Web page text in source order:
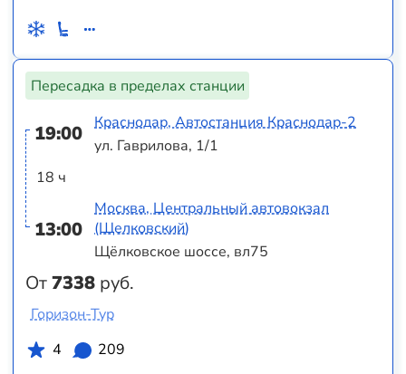
Пересадка в пределах станции
19:00
18 ч
13:00
От7338 руб.
Краснодар, Автостанция Краснодар-2
ул. Гаврилова, 1/1
Москва, Центральный автовокзал
(Щелковский)
Щёлковское шоссе, вл75
Горизон-Тур
4
209